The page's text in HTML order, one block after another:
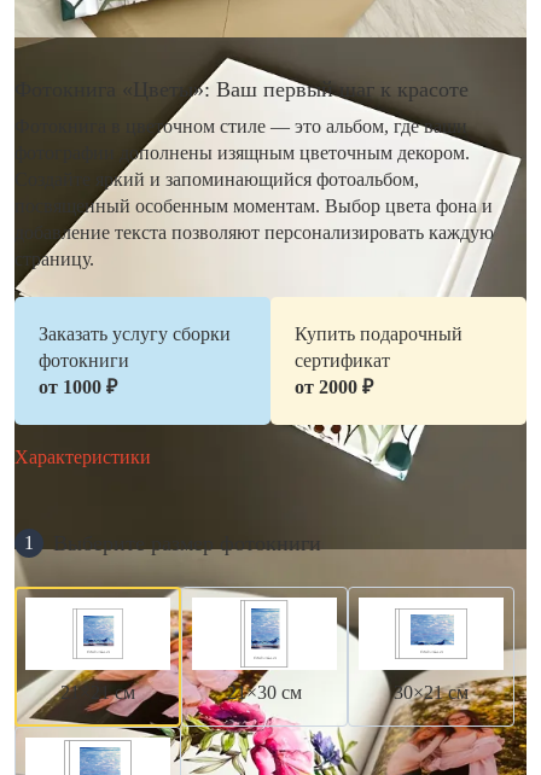
Фотокнига «Цветы»: Ваш первый шаг к красоте
Фотокнига в цветочном стиле — это альбом, где ваши
фотографии дополнены изящным цветочным декором.
Создайте яркий и запоминающийся фотоальбом,
посвященный особенным моментам. Выбор цвета фона и
добавление текста позволяют персонализировать каждую
страницу.
Заказать услугу сборки
фотокниги
от 1000 ₽
Купить подарочный
сертификат
от 2000 ₽
Характеристики
1 Выберите размер фотокниги
21×21 см 21×30 см 30×21 см